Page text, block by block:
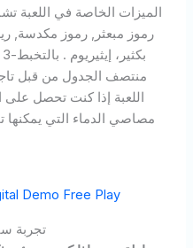
الميزات الخاصة في اللعبة
رموز مبعثر, رموز مكدسة,
اللعبة إذا كنت تحصل
Demo Free Play
تجربة